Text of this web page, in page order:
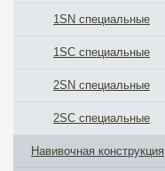
1SN специальные
1SС специальные
2SN специальные
2SС специальные
Навивочная конструкция